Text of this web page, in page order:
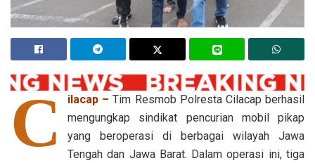
C ilacap – Tim Resmob Polresta Cilacap berhasil
mengungkap sindikat pencurian mobil pikap
yang beroperasi di berbagai wilayah Jawa
Tengah dan Jawa Barat. Dalam operasi ini, tiga